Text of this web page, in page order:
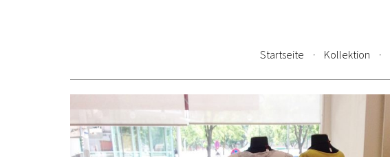
Startseite Kollektion